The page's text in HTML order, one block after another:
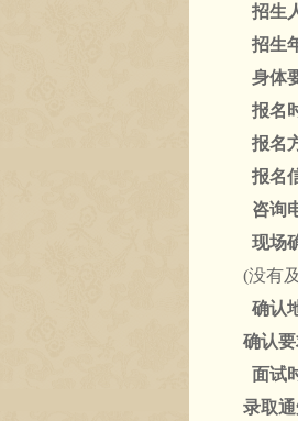
招生
招生
身体
报名
报名
报名
咨询
现场
(没有及
确认
确认要
面试
录取通